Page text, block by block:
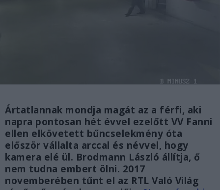
Ártatlannak mondja magát az a férfi, aki
napra pontosan hét évvel ezelőtt VV Fanni
ellen elkövetett bűncselekmény óta
először vállalta arccal és névvel, hogy
kamera elé ül. Brodmann László állítja, ő
nem tudna embert ölni. 2017
novemberében tűnt el az RTL Való Világ